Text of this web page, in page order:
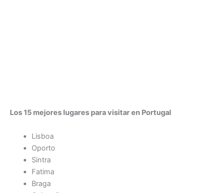
Los 15 mejores lugares para visitar en Portugal
Lisboa
Oporto
Sintra
Fatima
Braga